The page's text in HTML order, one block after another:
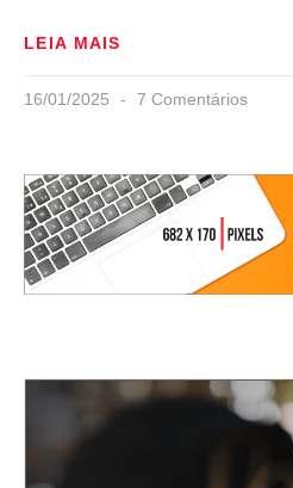
LEIA MAIS
16/01/2025 7 Comentários